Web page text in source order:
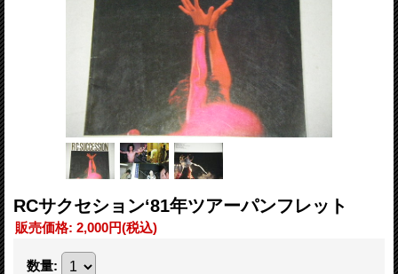
RCサクセション‘81年ツアーパンフレット
販売価格: 2,000円(税込)
数量: